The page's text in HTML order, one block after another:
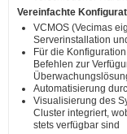
Vereinfachte
VCMOS (Vecimas
Serverinstallation
Für die
Befehlen zur
Automatisierung
Visualisierung des
Cluster integriert,
stets verfügbar sind